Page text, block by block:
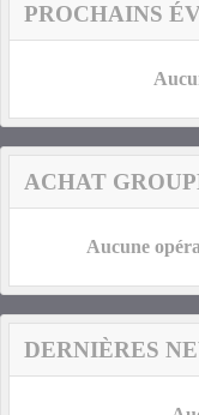
PROCHAINS
ACHAT
Aucune
DERNIÈRES